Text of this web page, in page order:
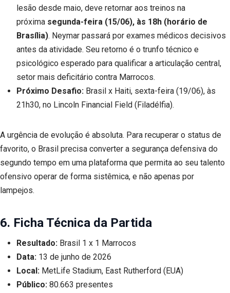
lesão desde maio, deve retornar aos treinos na
próxima segunda-feira (15/06), às 18h (horário de
Brasília). Neymar passará por exames médicos decisivos
antes da atividade. Seu retorno é o trunfo técnico e
psicológico esperado para qualificar a articulação central,
setor mais deficitário contra Marrocos.
Próximo Desafio: Brasil x Haiti, sexta-feira (19/06), às
21h30, no Lincoln Financial Field (Filadélfia).
A urgência de evolução é absoluta. Para recuperar o status de
favorito, o Brasil precisa converter a segurança defensiva do
segundo tempo em uma plataforma que permita ao seu talento
ofensivo operar de forma sistêmica, e não apenas por
lampejos.
6. Ficha Técnica da Partida
Resultado: Brasil 1 x 1 Marrocos
Data: 13 de junho de 2026
Local: MetLife Stadium, East Rutherford (EUA)
Público: 80.663 presentes